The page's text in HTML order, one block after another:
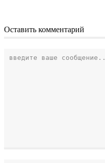
Оставить комментарий